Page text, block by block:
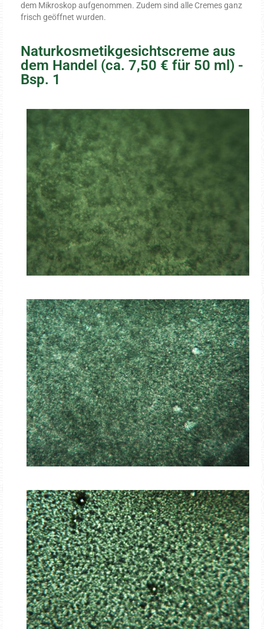
Natursalben
vorträge
Wildkräuter-
lexikon
Saatgut-
Tauschbox
Wie funktioniert die Saatgut-Tauschbox?
Was sind eigentlich F1-Pflanzen?
Wie kann ich einen Saatgutverteiler selber
herstellen?
dem Mikroskop aufgenommen. Zudem sind alle Cremes ganz
frisch geöffnet wurden.
Naturkosmetikgesichtscreme aus
dem Handel (ca. 7,50 € für 50 ml) -
Bsp. 1